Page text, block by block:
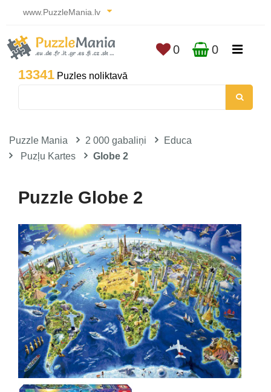
www.PuzzleMania.lv
13341 Puzles noliktavā
0 0
Puzzle Mania 2 000 gabaliņi
Educa
Puzļu Kartes
Globe 2
Puzzle Globe 2